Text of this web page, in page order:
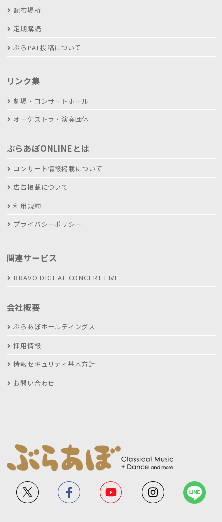
配布場所
定期購読
ぶらPAL投稿について
リンク集
劇場・コンサートホール
オーケストラ・演奏団体
ぶらあぼONLINEとは
コンサート情報掲載について
広告掲載について
利用規約
プライバシーポリシー
関連サービス
BRAVO DIGITAL CONCERT LIVE
会社概要
ぶらあぼホールディングス
採用情報
情報セキュリティ基本方針
お問い合わせ